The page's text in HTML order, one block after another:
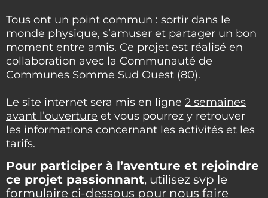
Tous ont un point commun : sortir dans le
monde physique, s’amuser et partager un bon
moment entre amis. Ce projet est réalisé en
collaboration avec la Communauté de
Communes Somme Sud Ouest (80).
Le site internet sera mis en ligne 2 semaines
avant l’ouverture et vous pourrez y retrouver
les informations concernant les activités et les
tarifs.
Pour participer à l’aventure et rejoindre
ce projet passionnant, utilisez svp le
formulaire ci-dessous pour nous faire